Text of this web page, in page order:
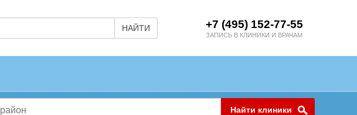
НАЙТИ +7 (495) 152-77-55
ЗАПИСЬ В КЛИНИКИ И ВРАЧАМ
Найти клиники